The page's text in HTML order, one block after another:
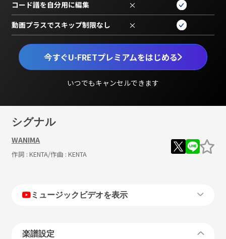
今すぐU-FRETプレミアムをはじめる
いつでもキャンセルできます
コード譜を自分用に編集 ×
動画プラスでスキップ制限なし ×
シグナル
WANIMA
作詞 : KENTA/作曲 : KENTA
ミュージックビデオを表示
楽譜設定